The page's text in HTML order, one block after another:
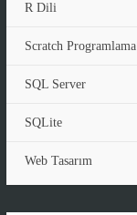
R Dili
Scratch Programlama
SQL Server
SQLite
Web Tasarım